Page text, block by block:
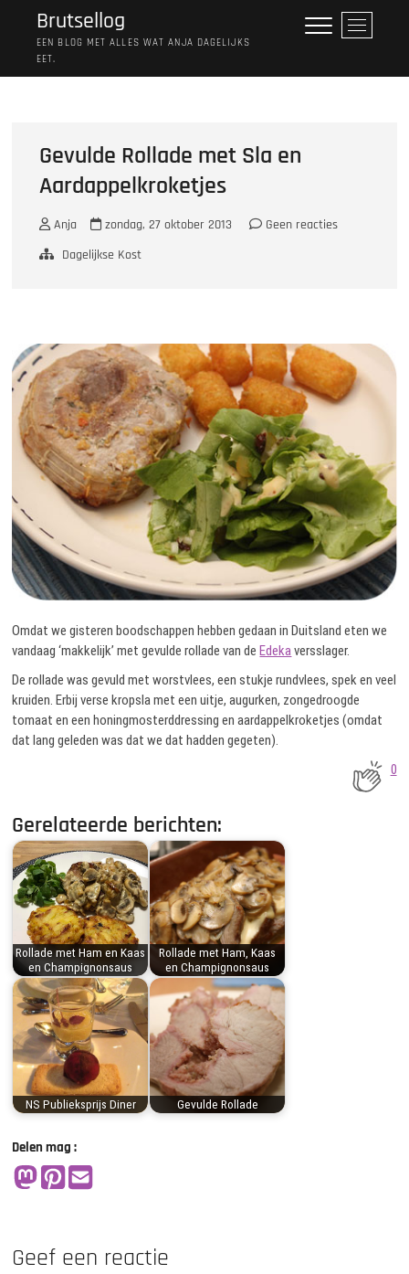
Brutsellog
EEN BLOG MET ALLES WAT ANJA DAGELIJKS
EET.
M
e
Gevulde Rollade met Sla en
Aardappelkroketjes
Anja zondag, 27 oktober 2013
Geen reacties
Dagelijkse Kost
Omdat we gisteren boodschappen hebben gedaan in Duitsland eten we
vandaag ‘makkelijk’ met gevulde rollade van deEdekaversslager.
De rollade was gevuld met worstvlees, een stukje rundvlees, spek en veel
kruiden. Erbij verse kropsla met een uitje, augurken, zongedroogde
tomaat en een honingmosterddressing en aardappelkroketjes (omdat
dat lang geleden was dat we dat hadden gegeten).
0
Gerelateerde berichten:
Rollade met Ham en Kaas
en Champignonsaus
Rollade met Ham, Kaas
en Champignonsaus
NS Publieksprijs Diner Gevulde Rollade
Delen mag :
Geef een reactie